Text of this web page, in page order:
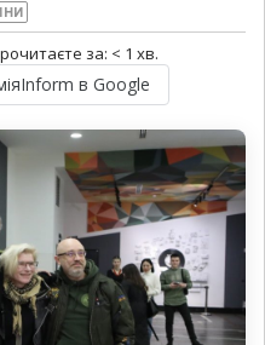
за: < 1 хв.
в Google